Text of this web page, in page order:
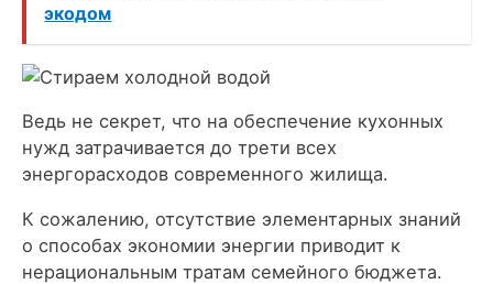
экодом
Ведь не секрет, что на обеспечение кухонных
нужд затрачивается до трети всех
энергорасходов современного жилища.
К сожалению, отсутствие элементарных знаний
о способах экономии энергии приводит к
нерациональным тратам семейного бюджета.